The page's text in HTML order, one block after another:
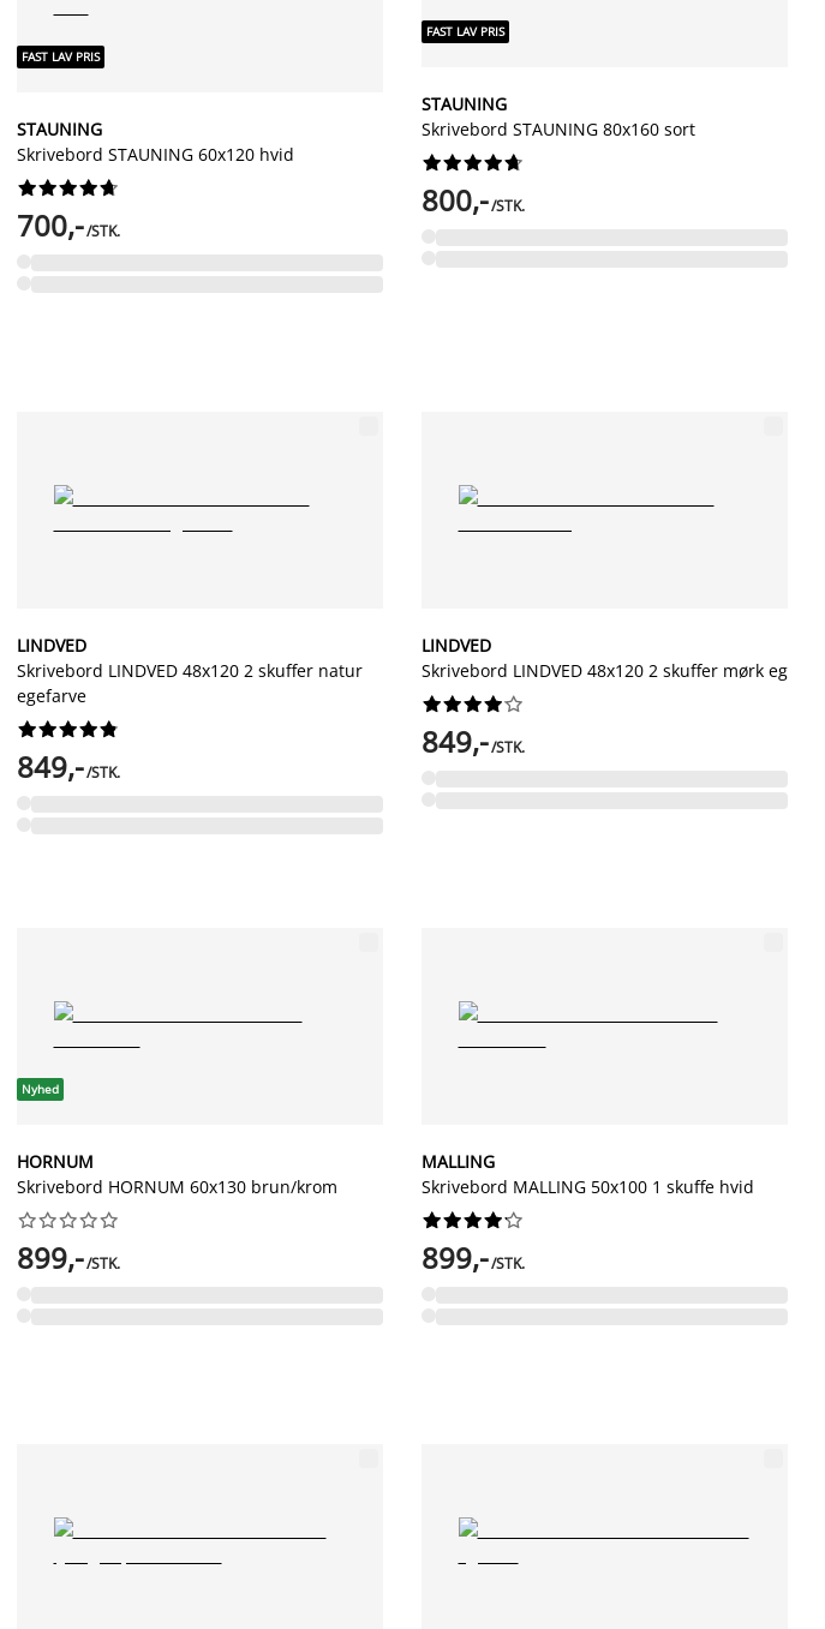
FAST LAV PRIS
STAUNING
Skrivebord STAUNING 60x120 hvid






700,-/STK.
FAST LAV PRIS
STAUNING
Skrivebord STAUNING 80x160 sort






800,-/STK.
LINDVED
Skrivebord LINDVED 48x120 2 skuffer natur
egefarve






849,-/STK.
LINDVED
Skrivebord LINDVED 48x120 2 skuffer mørk eg






849,-/STK.
Nyhed
HORNUM
Skrivebord HORNUM 60x130 brun/krom






899,-/STK.
MALLING
Skrivebord MALLING 50x100 1 skuffe hvid






899,-/STK.